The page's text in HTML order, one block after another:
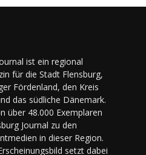
ist ein regional
für die Stadt Flensburg,
Fördenland, den Kreis
das südliche Dänemark.
über 48.000 Exemplaren
Journal zu den
in dieser Region.
setzt dabei